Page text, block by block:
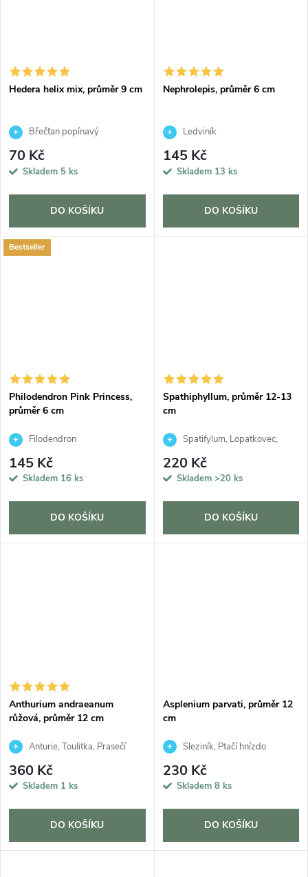
Hedera helix mix, průměr 9 cm
Břečťan popínavý
70 Kč
Skladem 5 ks
DO KOŠÍKU
Nephrolepis, průměr 6 cm
Ledviník
145 Kč
Skladem 13 ks
DO KOŠÍKU
Bestseller
Philodendron Pink Princess,
průměr 6 cm
Filodendron
145 Kč
Skladem 16 ks
DO KOŠÍKU
Spathiphyllum, průměr 12-13
cm
Spatifylum, Lopatkovec,
Toulcovka
220 Kč
Skladem >20 ks
DO KOŠÍKU
Anthurium andraeanum
růžová, průměr 12 cm
Anturie, Toulitka, Prasečí
ocásek
360 Kč
Skladem 1 ks
DO KOŠÍKU
Asplenium parvati, průměr 12
cm
Sleziník, Ptačí hnízdo
230 Kč
Skladem 8 ks
DO KOŠÍKU